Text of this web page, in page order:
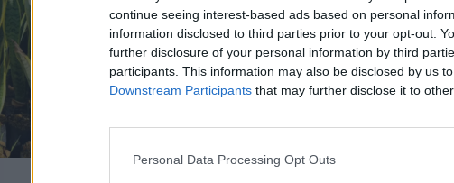
continue seeing interest-based ads based on personal
information disclosed to third parties prior to your opt-out.
further disclosure of your personal information by third
participants. This information may also be disclosed by us
Downstream Participants that may further disclose it to
Personal Data Processing Opt Outs
ott lenne a helye!
Lonkay Márta